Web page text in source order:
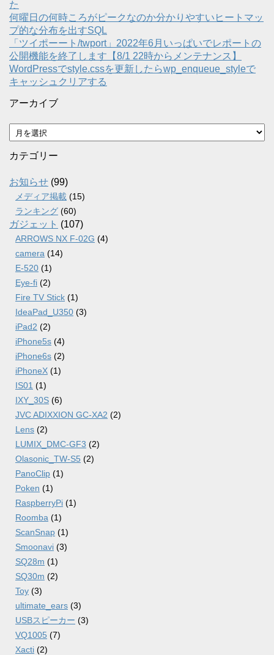
た
何曜日の何時ころがピークなのか分かりやすいヒートマッ
プ的な分布を出すSQL
「ツイポーート/twport」2022年6月いっぱいでレポートの
公開機能を終了します【8/1 22時からメンテナンス】
WordPressでstyle.cssを更新したらwp_enqueue_styleで
キャッシュクリアする
アーカイブ
ア
ー
カ
ブ
カテゴリー
お知らせ (99)
メディア掲載 (15)
ランキング (60)
ガジェット (107)
ARROWS NX F-02G (4)
camera (14)
E-520 (1)
Eye-fi (2)
Fire TV Stick (1)
IdeaPad_U350 (3)
iPad2 (2)
iPhone5s (4)
iPhone6s (2)
iPhoneX (1)
IS01 (1)
IXY_30S (6)
JVC ADIXXION GC-XA2 (2)
Lens (2)
LUMIX_DMC-GF3 (2)
Olasonic_TW-S5 (2)
PanoClip (1)
Poken (1)
RaspberryPi (1)
Roomba (1)
ScanSnap (1)
Smoonavi (3)
SQ28m (1)
SQ30m (2)
Toy (3)
ultimate_ears (3)
USBスピーカー (3)
VQ1005 (7)
Xacti (2)